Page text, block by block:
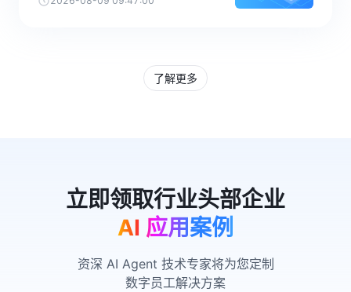
了解更多
AI 应用案例
资深 AI Agent 技术专家将为您定制
数字员工解决方案